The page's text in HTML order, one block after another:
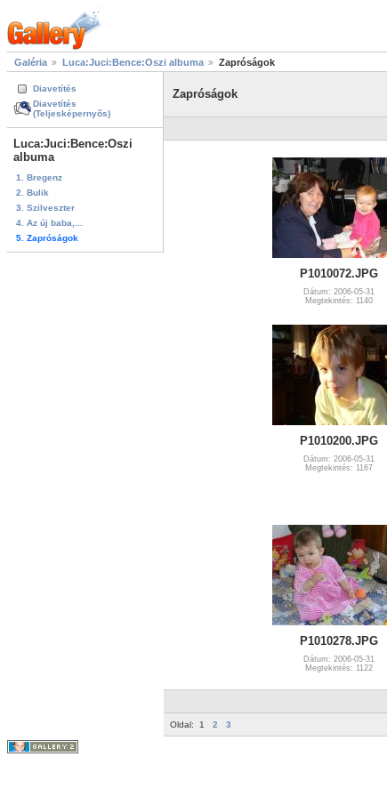
Galéria Luca:Juci:Bence:Oszi albuma Zapróságok
Diavetítés
Diavetítés
(Teljesképernyős)
Luca:Juci:Bence:Oszi
albuma
1. Bregenz
2. Bulik
3. Szilveszter
4. Az új baba,...
5. Zapróságok
Zapróságok
P1010072.JPG
Dátum: 2006-05-31
Megtekintés: 1140
P1010200.JPG
Dátum: 2006-05-31
Megtekintés: 1167
P1010278.JPG
Dátum: 2006-05-31
Megtekintés: 1122
Oldal: 1 2 3